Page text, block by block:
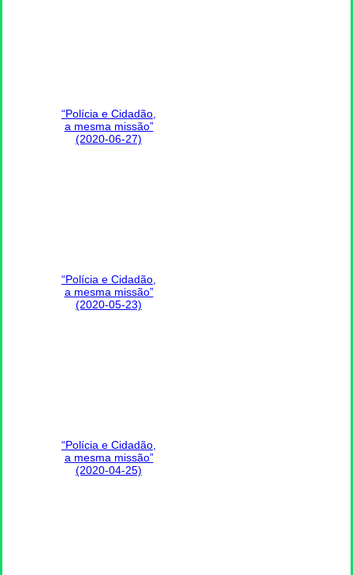
“Polícia e Cidadão,
a mesma missão”
(2020-06-27)
“Polícia e Cidadão,
a mesma missão”
(2020-05-23)
“Polícia e Cidadão,
a mesma missão”
(2020-04-25)